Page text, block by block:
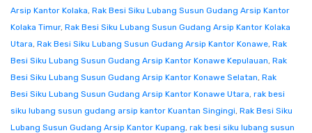
Arsip Kantor Kolaka, Rak Besi Siku Lubang Susun Gudang Arsip Kantor
Kolaka Timur, Rak Besi Siku Lubang Susun Gudang Arsip Kantor Kolaka
Utara, Rak Besi Siku Lubang Susun Gudang Arsip Kantor Konawe, Rak
Besi Siku Lubang Susun Gudang Arsip Kantor Konawe Kepulauan, Rak
Besi Siku Lubang Susun Gudang Arsip Kantor Konawe Selatan, Rak
Besi Siku Lubang Susun Gudang Arsip Kantor Konawe Utara, rak besi
siku lubang susun gudang arsip kantor Kuantan Singingi, Rak Besi Siku
Lubang Susun Gudang Arsip Kantor Kupang, rak besi siku lubang susun